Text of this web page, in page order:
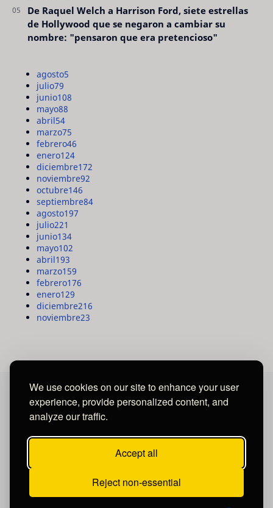
We use cookies on our site to enhance your user
experience, provide personalized content, and
analyze our traffic.
Accept all
Reject non-essential
De Raquel Welch a Harrison Ford, siete estrellas
de Hollywood que se negaron a cambiar su
nombre: "pensaron que era pretencioso"
agosto5
julio79
junio108
mayo88
abril54
marzo75
febrero46
enero124
diciembre172
noviembre92
octubre146
septiembre84
agosto197
julio221
junio134
mayo102
abril193
marzo159
febrero176
enero129
diciembre216
noviembre23
MAYA MEDIA GROUP
Ubicados en Tegucigalpa - Honduras.